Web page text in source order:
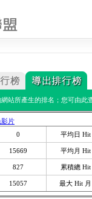
站所產生的排名；您可由此
影片
0 平均日 Hit
15669 平均月 Hit
827 累積總 Hit
15057 最大 Hit 月